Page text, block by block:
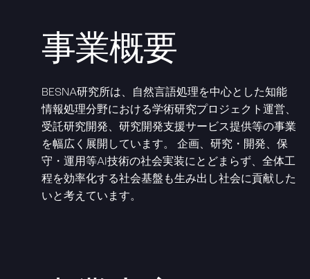
事業概要
BESNA研究所は、自然言語処理を中心とした知能
情報処理分野における学術研究プロジェクト運営、
受託研究開発、研究開発支援サービス提供等の事業
を幅広く展開しています。 企画、研究・開発、保
守・運用等AI技術の社会実装にとどまらず、全体工
程を効率化する社会基盤も生み出し社会に貢献した
いと考えています。